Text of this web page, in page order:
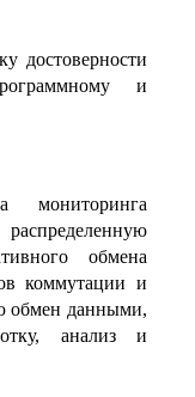
достоверности
и
мониторинга
обмена
коммутации и
обмен данными,
анализ и